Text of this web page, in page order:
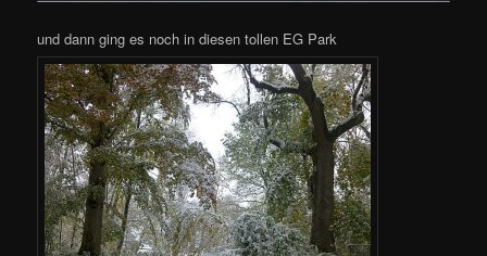
und dann ging es noch in diesen tollen EG Park